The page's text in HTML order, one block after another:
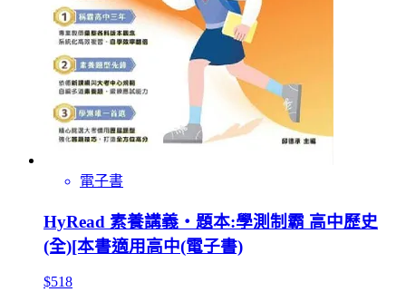
電子書
HyRead 素養講義‧題本:學測制霸 高中歷史
(全)[本書適用高中(電子書)
$518